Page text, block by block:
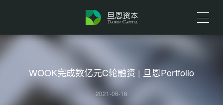
WOOK完成数亿元C轮融资 | 旦恩Portfolio
2021-06-16